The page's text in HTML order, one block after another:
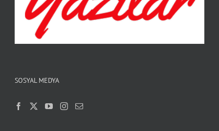
SOSYAL MEDYA